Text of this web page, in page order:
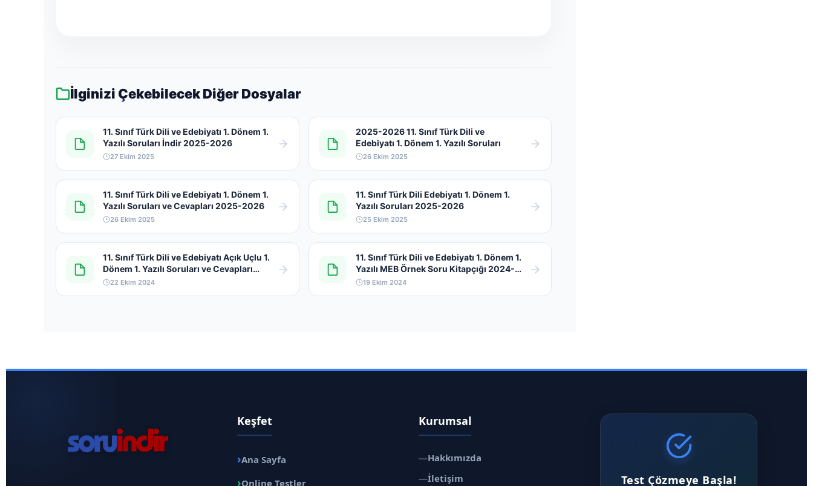
İlginizi Çekebilecek Diğer Dosyalar
11. Sınıf Türk Dili ve Edebiyatı 1. Dönem 1.
Yazılı Soruları İndir 2025-2026
27 Ekim 2025
2025-2026 11. Sınıf Türk Dili ve
Edebiyatı 1. Dönem 1. Yazılı Soruları
26 Ekim 2025
11. Sınıf Türk Dili ve Edebiyatı 1. Dönem 1.
Yazılı Soruları ve Cevapları 2025-2026
26 Ekim 2025
11. Sınıf Türk Dili Edebiyatı 1. Dönem 1.
Yazılı Soruları 2025-2026
25 Ekim 2025
11. Sınıf Türk Dili ve Edebiyatı Açık Uçlu 1.
Dönem 1. Yazılı Soruları ve Cevapları
2024-2025
22 Ekim 2024
11. Sınıf Türk Dili ve Edebiyatı 1. Dönem 1.
Yazılı MEB Örnek Soru Kitapçığı 2024-
2025
19 Ekim 2024
Keşfet
›Ana Sayfa
›Online Testler
Kurumsal
—Hakkımızda
—İletişim Test Çözmeye Başla!